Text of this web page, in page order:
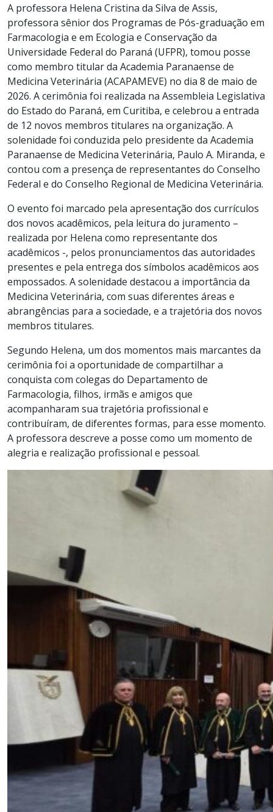
A professora Helena Cristina da Silva de Assis,
professora sênior dos Programas de Pós-graduação em
Farmacologia e em Ecologia e Conservação da
Universidade Federal do Paraná (UFPR), tomou posse
como membro titular da Academia Paranaense de
Medicina Veterinária (ACAPAMEVE) no dia 8 de maio de
2026. A cerimônia foi realizada na Assembleia Legislativa
do Estado do Paraná, em Curitiba, e celebrou a entrada
de 12 novos membros titulares na organização. A
solenidade foi conduzida pelo presidente da Academia
Paranaense de Medicina Veterinária, Paulo A. Miranda, e
contou com a presença de representantes do Conselho
Federal e do Conselho Regional de Medicina Veterinária.
O evento foi marcado pela apresentação dos currículos
dos novos acadêmicos, pela leitura do juramento –
realizada por Helena como representante dos
acadêmicos -, pelos pronunciamentos das autoridades
presentes e pela entrega dos símbolos acadêmicos aos
empossados. A solenidade destacou a importância da
Medicina Veterinária, com suas diferentes áreas e
abrangências para a sociedade, e a trajetória dos novos
membros titulares.
Segundo Helena, um dos momentos mais marcantes da
cerimônia foi a oportunidade de compartilhar a
conquista com colegas do Departamento de
Farmacologia, filhos, irmãs e amigos que
acompanharam sua trajetória profissional e
contribuíram, de diferentes formas, para esse momento.
A professora descreve a posse como um momento de
alegria e realização profissional e pessoal.